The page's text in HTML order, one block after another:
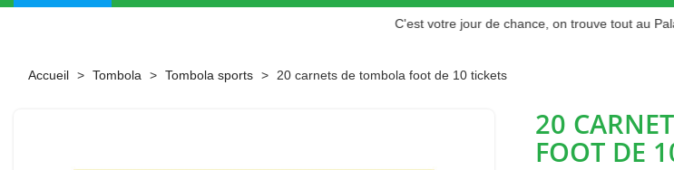
C'est votre jour de chance, on trouve tout au Palais du
Accueil Tombola Tombola sports 20 carnets de tombola foot de 10 tickets
20
FOOT DE